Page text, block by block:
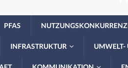
PFAS
INFRASTRUKTUR UMWELT-